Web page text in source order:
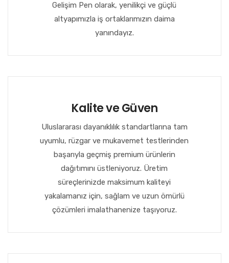
Gelişim Pen olarak, yenilikçi ve güçlü
altyapımızla iş ortaklarımızın daima
yanındayız.
Kalite ve Güven
Uluslararası dayanıklılık standartlarına tam
uyumlu, rüzgar ve mukavemet testlerinden
başarıyla geçmiş premium ürünlerin
dağıtımını üstleniyoruz. Üretim
süreçlerinizde maksimum kaliteyi
yakalamanız için, sağlam ve uzun ömürlü
çözümleri imalathanenize taşıyoruz.